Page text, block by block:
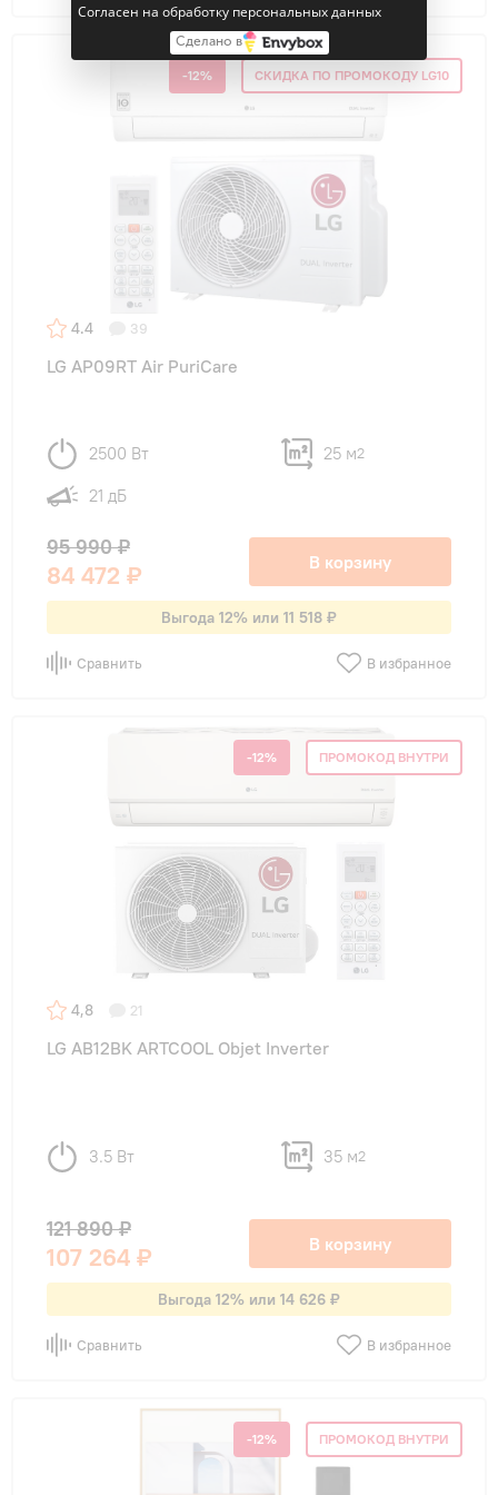
-12% СКИДКА ПО ПРОМОКОДУ LG10
4.4 39
LG AP09RT Air PuriCare
2500 Вт 25 м2
21 дБ
95 990 ₽
84 472 ₽ В корзину
Выгода 12% или 11 518 ₽
Сравнить В избранное
-12% ПРОМОКОД ВНУТРИ
4,8 21
LG AB12BK ARTCOOL Objet Inverter
3.5 Вт 35 м2
121 890 ₽
107 264 ₽ В корзину
Выгода 12% или 14 626 ₽
Сравнить В избранное
-12% ПРОМОКОД ВНУТРИ
Согласен на обработку персональных данных
Сделано в